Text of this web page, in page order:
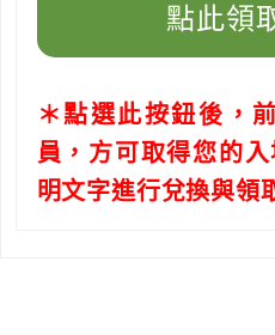
點此領
＊點選此按鈕後，
員，方可取得您的
明文字進行兌換與領